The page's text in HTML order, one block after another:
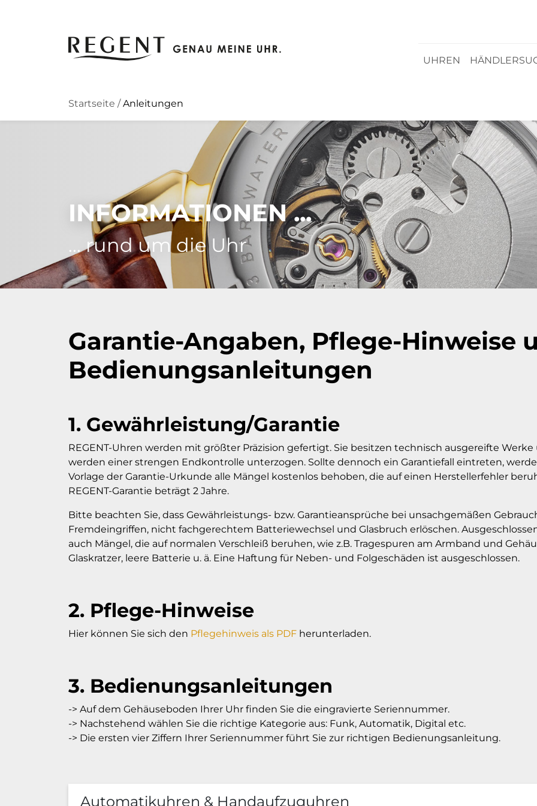
UHREN
Startseite /Anleitungen
INFORMATIONEN ...
... rund um die Uhr
Garantie-Angaben, Pflege-Hinweise
Bedienungsanleitungen
1. Gewährleistung/Garantie
REGENT-Uhren werden mit größter Präzision gefertigt. Sie besitzen technisch ausgereifte Werke
werden einer strengen Endkontrolle unterzogen. Sollte dennoch ein Garantiefall eintreten,
Vorlage der Garantie-Urkunde alle Mängel kostenlos behoben, die auf einen Herstellerfehler
REGENT-Garantie beträgt 2 Jahre.
Bitte beachten Sie, dass Gewährleistungs- bzw. Garantieansprüche bei unsachgemäßen
Fremdeingriffen, nicht fachgerechtem Batteriewechsel und Glasbruch erlöschen.
auch Mängel, die auf normalen Verschleiß beruhen, wie z.B. Tragespuren am Armband und
Glaskratzer, leere Batterie u. ä. Eine Haftung für Neben- und Folgeschäden ist ausgeschlossen.
2. Pflege-Hinweise
Hier können Sie sich den Pflegehinweis als PDF herunterladen.
3. Bedienungsanleitungen
-> Auf dem Gehäuseboden Ihrer Uhr finden Sie die eingravierte Seriennummer.
-> Nachstehend wählen Sie die richtige Kategorie aus: Funk, Automatik, Digital etc.
-> Die ersten vier Ziffern Ihrer Seriennummer führt Sie zur richtigen Bedienungsanleitung.
Automatikuhren & Handaufzuguhren